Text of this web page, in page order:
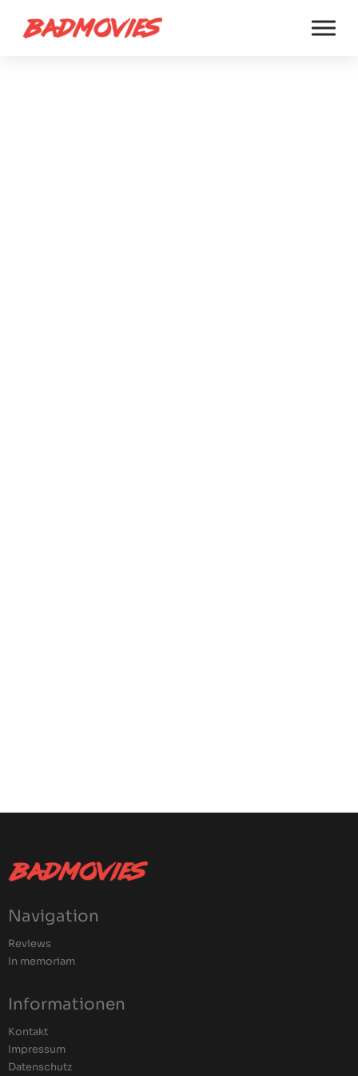
Navigation
Reviews
In memoriam
Informationen
Kontakt
Impressum
Datenschutz